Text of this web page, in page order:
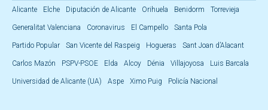
Alicante Elche Diputación de Alicante Orihuela Benidorm Torrevieja
Generalitat Valenciana Coronavirus El Campello Santa Pola
Partido Popular San Vicente del Raspeig Hogueras Sant Joan d’Alacant
Carlos Mazón PSPV-PSOE Elda Alcoy Dénia Villajoyosa Luis Barcala
Universidad de Alicante (UA) Aspe Ximo Puig Policía Nacional